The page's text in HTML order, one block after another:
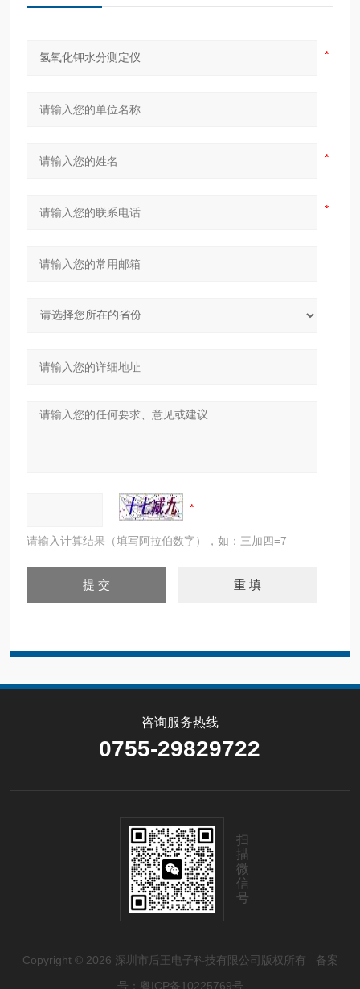
请输入计算结果（填写阿拉伯数字），如：三加四=7
咨询服务热线
0755-29829722
扫
描
微
信
号
Copyright © 2026 深圳市后王电子科技有限公司版权所有 备案
号：粤ICP备10225769号